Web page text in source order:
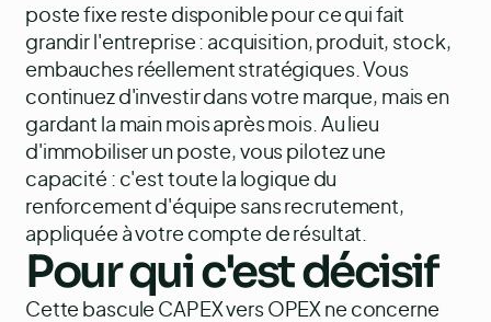
poste fixe reste disponible pour ce qui fait
grandir l'entreprise : acquisition, produit, stock,
embauches réellement stratégiques. Vous
continuez d'investir dans votre marque, mais en
gardant la main mois après mois. Au lieu
d'immobiliser un poste, vous pilotez une
capacité : c'est toute la logique du
renforcement d'équipe sans recrutement,
appliquée à votre compte de résultat.
Pour qui c'est décisif
Cette bascule CAPEX vers OPEX ne concerne